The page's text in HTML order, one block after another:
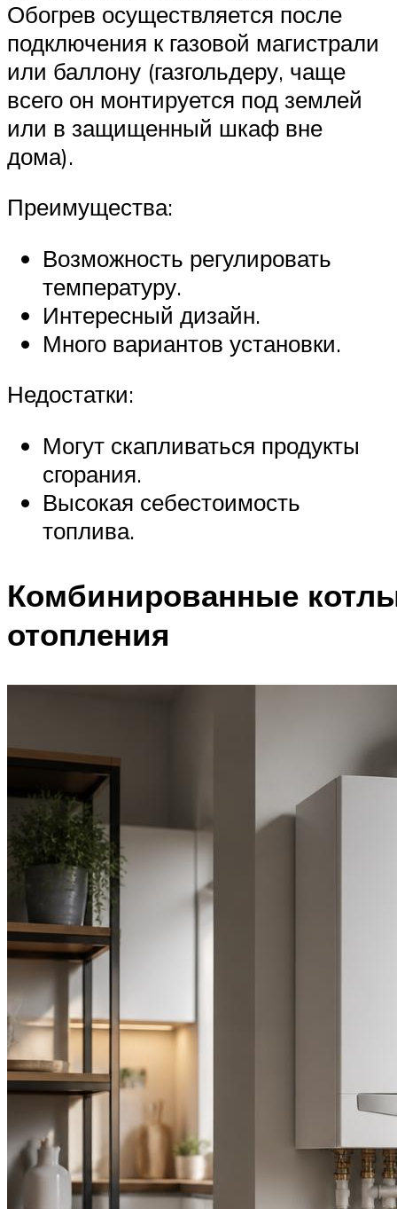
Обогрев осуществляется после
подключения к газовой магистрали
или баллону (газгольдеру, чаще
всего он монтируется под землей
или в защищенный шкаф вне
дома).
Преимущества:
Возможность регулировать
температуру.
Интересный дизайн.
Много вариантов установки.
Недостатки:
Могут скапливаться продукты
сгорания.
Высокая себестоимость
топлива.
Комбинированные
отопления